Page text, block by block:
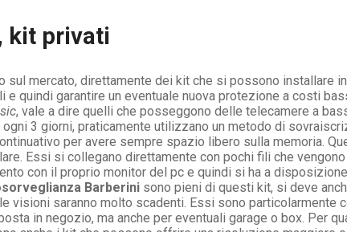
kit privati
sul mercato, direttamente dei kit che si possono installare
quindi garantire un eventuale nuova protezione a costi
, vale a dire quelli che posseggono delle telecamere a
3 giorni, praticamente utilizzano un metodo di
per avere sempre spazio libero sulla memoria.
Essi si collegano direttamente con pochi fili che
con il proprio monitor del pc e quindi si ha a
Barberini sono pieni di questi kit, si deve
visioni saranno molto scadenti. Essi sono particolarmente
in negozio, ma anche per eventuali garage o box. Per